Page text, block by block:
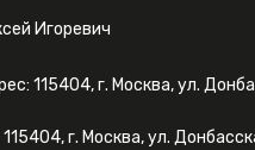
Игоревич
115404, г. Москва, ул.
г. Москва, ул.